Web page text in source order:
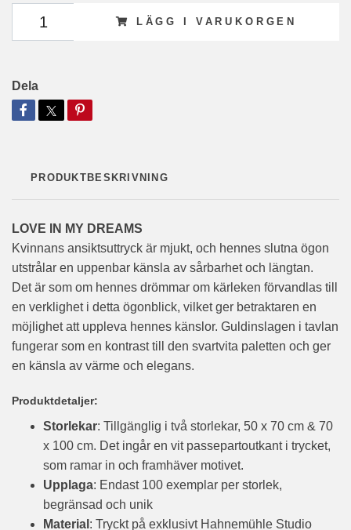
LÄGG I VARUKORGEN
Dela
PRODUKTBESKRIVNING
LOVE IN MY DREAMS
Kvinnans ansiktsuttryck är mjukt, och hennes slutna ögon
utstrålar en uppenbar känsla av sårbarhet och längtan.
Det är som om hennes drömmar om kärleken förvandlas till
en verklighet i detta ögonblick, vilket ger betraktaren en
möjlighet att uppleva hennes känslor. Guldinslagen i tavlan
fungerar som en kontrast till den svartvita paletten och ger
en känsla av värme och elegans.
Produktdetaljer:
Storlekar: Tillgänglig i två storlekar, 50 x 70 cm & 70
x 100 cm. Det ingår en vit passepartoutkant i trycket,
som ramar in och framhäver motivet.
Upplaga: Endast 100 exemplar per storlek,
begränsad och unik
Material : Tryckt på exklusivt Hahnemühle Studio